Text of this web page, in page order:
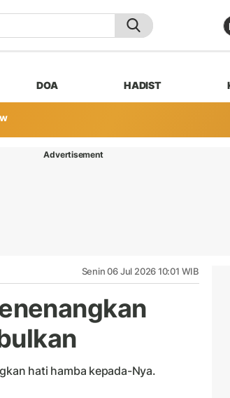
DOA HADIST
Advertisement
Senin 06 Jul 2026 10:01 WIB
hati hamba kepada-Nya.